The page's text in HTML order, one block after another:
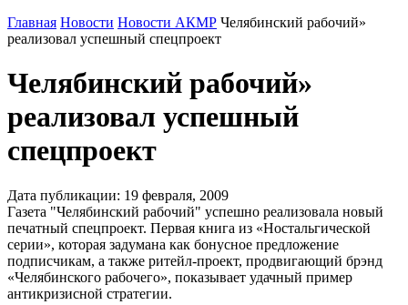
Главная Новости Новости АКМР Челябинский рабочий»
реализовал успешный спецпроект
Челябинский рабочий»
реализовал успешный
спецпроект
Дата публикации: 19 февраля, 2009
Газета "Челябинский рабочий" успешно реализовала новый
печатный спецпроект. Первая книга из «Ностальгической
серии», которая задумана как бонусное предложение
подписчикам, а также ритейл-проект, продвигающий брэнд
«Челябинского рабочего», показывает удачный пример
антикризисной стратегии.